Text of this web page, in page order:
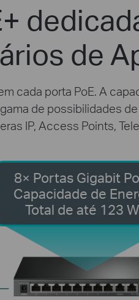
de
cada porta PoE. A
de possibilidades
IP, Access Points,
8× Portas Gigabit
Capacidade de
Total de até 123